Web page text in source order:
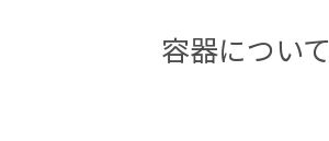
容器について